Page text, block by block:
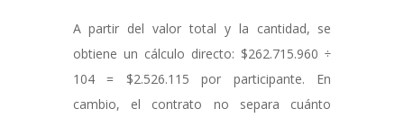
A partir del valor total y la cantidad, se
obtiene un cálculo directo: $262.715.960 ÷
104 = $2.526.115 por participante. En
cambio, el contrato no separa cuánto